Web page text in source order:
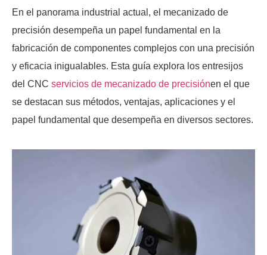
En el panorama industrial actual, el mecanizado de
precisión desempeña un papel fundamental en la
fabricación de componentes complejos con una precisión
y eficacia inigualables. Esta guía explora los entresijos
del CNC servicios de mecanizado de precisiónen el que
se destacan sus métodos, ventajas, aplicaciones y el
papel fundamental que desempeña en diversos sectores.